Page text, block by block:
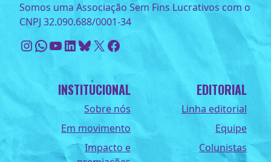
Somos uma Associação Sem Fins Lucrativos com o
CNPJ 32.090.688/0001-34
Instagram
WhatsApp
Youtube
LinkedIn
Bluesky
X Facebook
INSTITUCIONAL
Sobre nós
Em movimento
Impacto e
EDITORIAL
Linha editorial
Equipe
Colunistas